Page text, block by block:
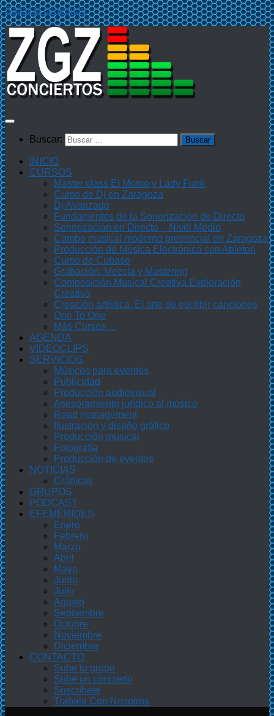
Saltar al contenido
Buscar:
INICIO
CURSOS
Master class El Momo y Lady Funk
Curso de Dj en Zaragoza
Dj Avanzado
Fundamentos de la Sonorización de Directo
Sonorización en Directo – Nivel Medio
Combo musical moderno presencial en Zaragoza
Producción de Música Electrónica con Ableton
Curso de Cubase
Grabación, Mezcla y Mastering
Composición Musical Creativa Exploración
Creativa
Creación artística. El arte de escribir canciones
One To One
Más Cursos…
AGENDA
VIDEOCLIPS
SERVICIOS
Músicos para eventos
Publicidad
Producción audiovisual
Asesoramiento jurídico al músico
Road management
Ilustración y diseño gráfico
Producción musical
Fotografía
Producción de eventos
NOTICIAS
Crónicas
GRUPOS
PODCAST
EFEMÉRIDES
Enero
Febrero
Marzo
Abril
Mayo
Junio
Julio
Agosto
Septiembre
Octubre
Noviembre
Diciembre
CONTACTO
Sube tu grupo
Sube un concierto
Suscríbete
Trabaja Con Nosotros